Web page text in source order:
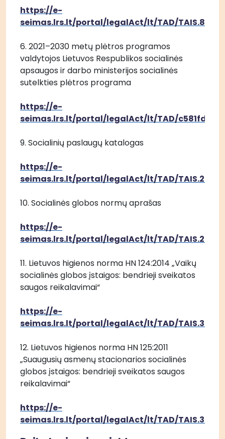
https://e-
seimas.lrs.lt/portal/legalAct/lt/TAD/
6. 2021–2030 metų plėtros programos
valdytojos Lietuvos Respublikos socialinės
apsaugos ir darbo ministerijos socialinės
sutelkties plėtros programa
https://e-
seimas.lrs.lt/portal/legalAct/lt/TAD/
9. Socialinių paslaugų katalogas
https://e-
seimas.lrs.lt/portal/legalAct/lt/TAD/
10. Socialinės globos normų aprašas
https://e-
seimas.lrs.lt/portal/legalAct/lt/TAD/
11. Lietuvos higienos norma HN 124:2014 „Vaikų
socialinės globos įstaigos: bendrieji sveikatos
saugos reikalavimai“
https://e-
seimas.lrs.lt/portal/legalAct/lt/TAD/
12. Lietuvos higienos norma HN 125:2011
„Suaugusių asmenų stacionarios socialinės
globos įstaigos: bendrieji sveikatos saugos
reikalavimai“
https://e-
seimas.lrs.lt/portal/legalAct/lt/TAD/